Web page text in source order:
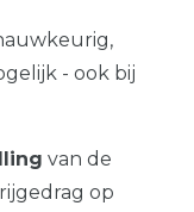
- ook bij
van de
op